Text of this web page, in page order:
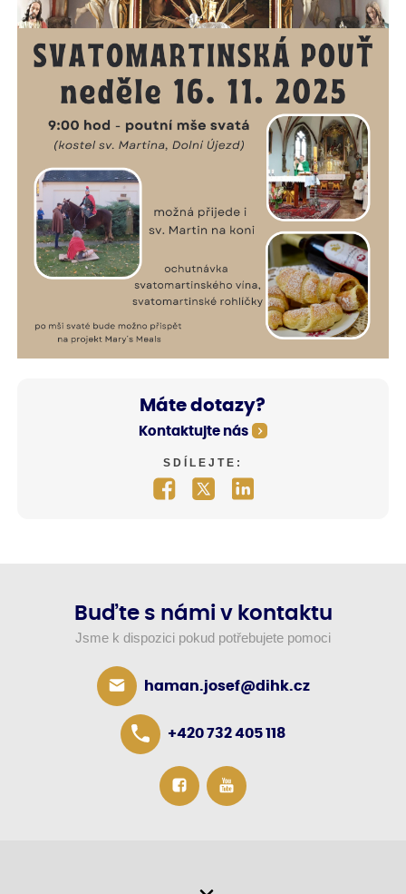
Máte dotazy?
Kontaktujte nás
SDÍLEJTE:
Buďte s námi v kontaktu
Jsme k dispozici pokud potřebujete pomoci
haman.josef@dihk.cz
+420 732 405 118